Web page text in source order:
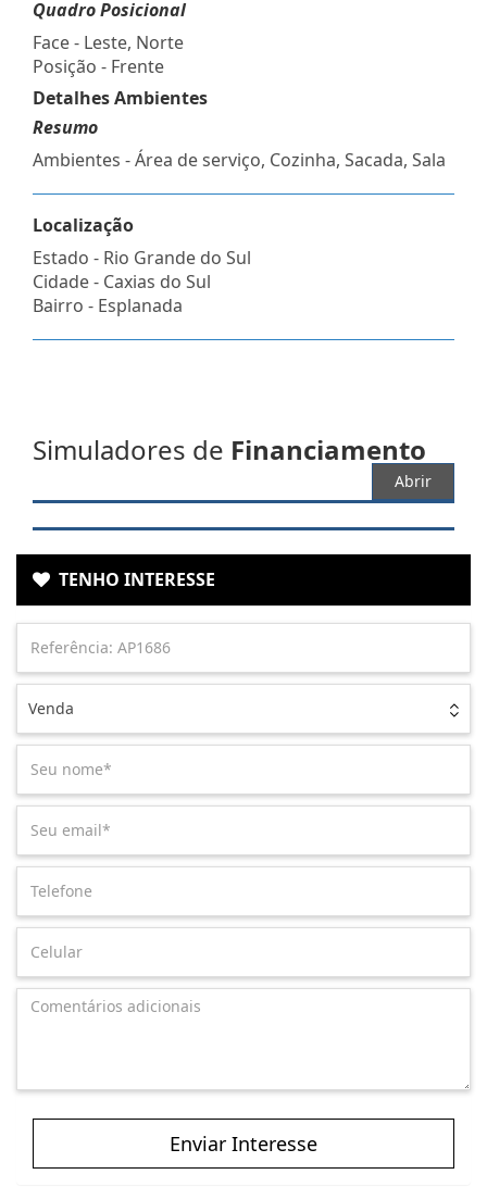
Quadro Posicional
Face - Leste, Norte
Posição - Frente
Detalhes Ambientes
Resumo
Ambientes - Área de serviço, Cozinha, Sacada, Sala
Localização
Estado - Rio Grande do Sul
Cidade - Caxias do Sul
Bairro - Esplanada
Simuladores de Financiamento
Abrir
TENHO INTERESSE
Venda
Enviar Interesse